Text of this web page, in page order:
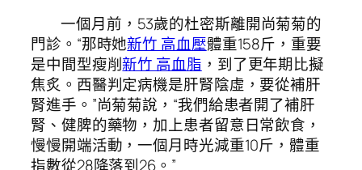
一個月前，53歲的杜密斯離開尚菊菊的
門診。“那時她新竹 高血壓體重158斤，重要
是中間型瘦削新竹 高血脂 ，到了更年期比擬
焦炙。西醫判定病機是肝腎陰虛，要從補肝
腎進手。”尚菊菊說，“我們給患者開了補肝
腎、健脾的藥物，加上患者留意日常飲食，
慢慢開端活動，一個月時光減重10斤，體重
指數從28降落到26。”